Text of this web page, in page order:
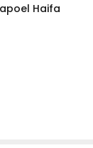
Haifa